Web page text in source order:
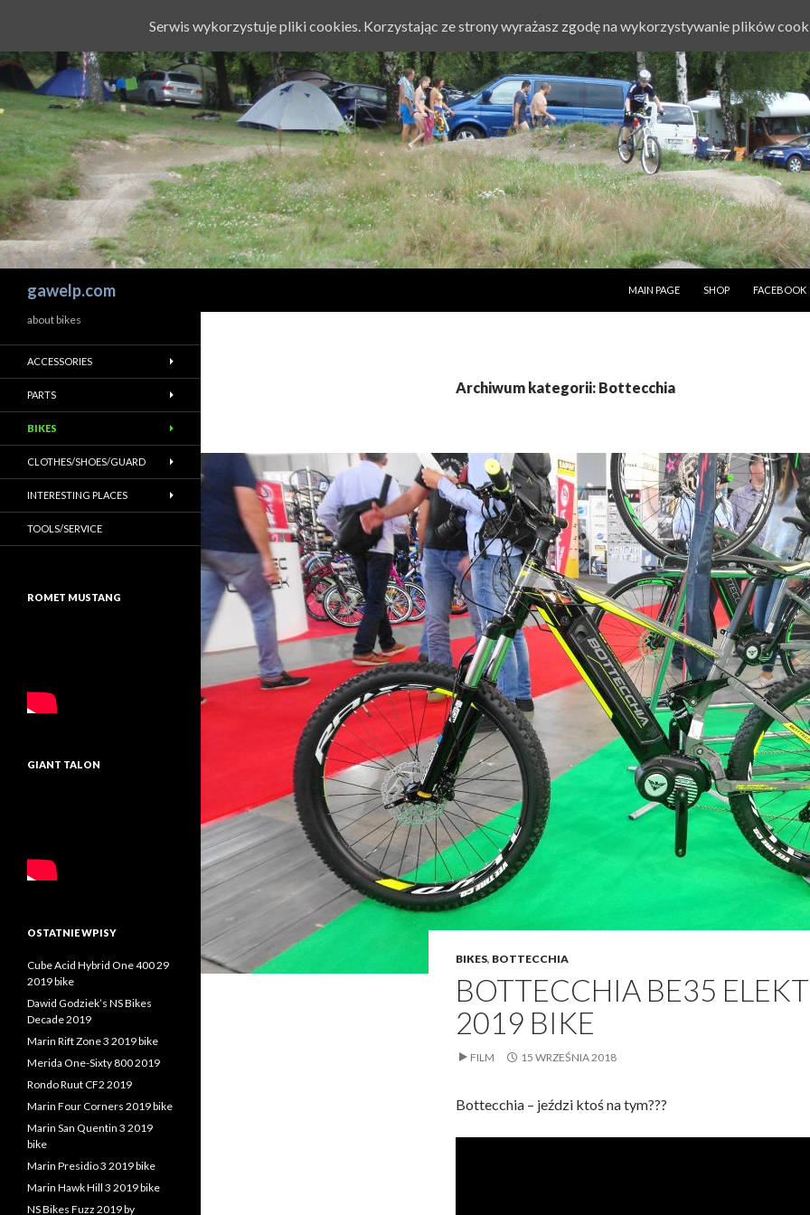
gawelp.com
MAIN PAGE
SHOP FACEBOOK
Archiwum kategorii: Bottecchia
BIKES, BOTTECCHIA
BOTTECCHIA BE35
2019 BIKE
FILM 15 WRZEŚNIA 2018
Bottecchia – jeździ ktoś na tym???
about bikes
ACCESSORIES
PARTS
BIKES
CLOTHES/SHOES/GUARD
INTERESTING PLACES
TOOLS/SERVICE
ROMET MUSTANG
GIANT TALON
OSTATNIE WPISY
Cube Acid Hybrid One 400 29
2019 bike
Dawid Godziek’s NS Bikes
Decade 2019
Marin Rift Zone 3 2019 bike
Merida One-Sixty 800 2019
Rondo Ruut CF2 2019
Marin Four Corners 2019 bike
Marin San Quentin 3 2019
bike
Marin Presidio 3 2019 bike
Marin Hawk Hill 3 2019 bike
NS Bikes Fuzz 2019 by
Serwis wykorzystuje pliki cookies. Korzystając ze strony wyrażasz zgodę na wykorzystywanie plików